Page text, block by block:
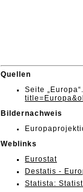
Quellen
Seite
Bildernachweis
Weblinks
Eurostat
Destatis -
Statista: